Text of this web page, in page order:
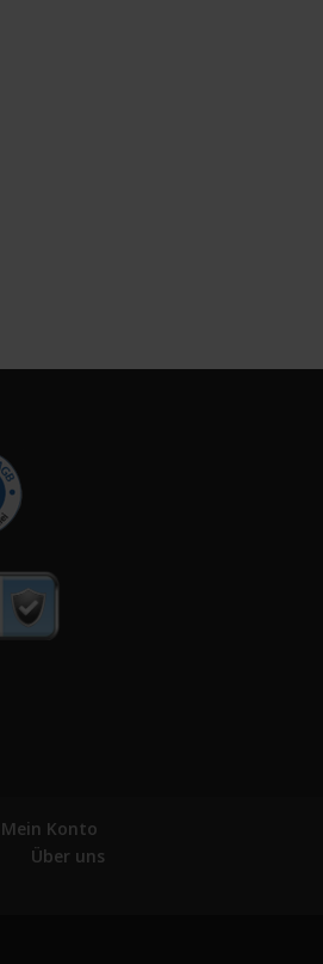
Mein Konto
Über uns